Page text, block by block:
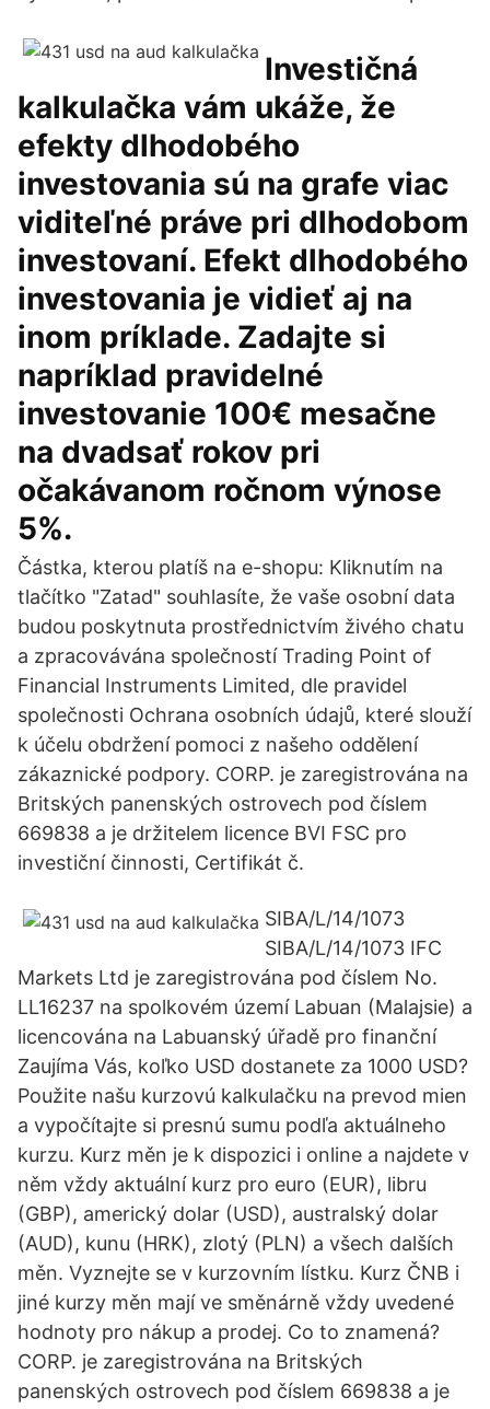
Investičná
kalkulačka vám ukáže, že
efekty dlhodobého
investovania sú na grafe viac
viditeľné práve pri dlhodobom
investovaní. Efekt dlhodobého
investovania je vidieť aj na
inom príklade. Zadajte si
napríklad pravidelné
investovanie 100€ mesačne
na dvadsať rokov pri
očakávanom ročnom výnose
5%.
Částka, kterou platíš na e-shopu: Kliknutím na
tlačítko "Zatad" souhlasíte, že vaše osobní data
budou poskytnuta prostřednictvím živého chatu
a zpracovávána společností Trading Point of
Financial Instruments Limited, dle pravidel
společnosti Ochrana osobních údajů, které slouží
k účelu obdržení pomoci z našeho oddělení
zákaznické podpory. CORP. je zaregistrována na
Britských panenských ostrovech pod číslem
669838 a je držitelem licence BVI FSC pro
investiční činnosti, Certifikát č.
SIBA/L/14/1073
SIBA/L/14/1073 IFC
Markets Ltd je zaregistrována pod číslem No.
LL16237 na spolkovém území Labuan (Malajsie) a
licencována na Labuanský úřadě pro finanční
Zaujíma Vás, koľko USD dostanete za 1000 USD?
Použite našu kurzovú kalkulačku na prevod mien
a vypočítajte si presnú sumu podľa aktuálneho
kurzu. Kurz měn je k dispozici i online a najdete v
něm vždy aktuální kurz pro euro (EUR), libru
(GBP), americký dolar (USD), australský dolar
(AUD), kunu (HRK), zlotý (PLN) a všech dalších
měn. Vyznejte se v kurzovním lístku. Kurz ČNB i
jiné kurzy měn mají ve směnárně vždy uvedené
hodnoty pro nákup a prodej. Co to znamená?
CORP. je zaregistrována na Britských
panenských ostrovech pod číslem 669838 a je